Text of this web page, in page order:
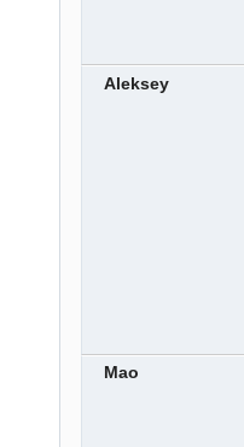
Aleksey
Mao